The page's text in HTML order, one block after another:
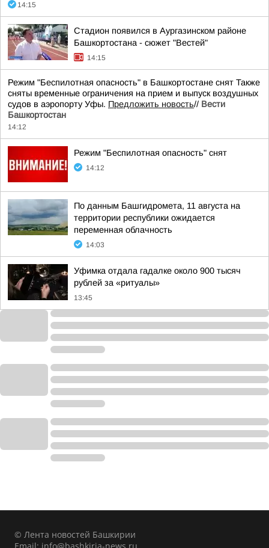
14:15
Стадион появился в Аургазинском районе
Башкортостана - сюжет "Вестей"
14:15
Режим "Беспилотная опасность" в Башкортостане снят Также
сняты временные ограничения на прием и выпуск воздушных
судов в аэропорту Уфы. Предложить новость// Вести
Башкортостан
14:12
Режим "Беспилотная опасность" снят
14:12
По данным Башгидромета, 11 августа на
территории республики ожидается
переменная облачность
14:03
Уфимка отдала гадалке около 900 тысяч
рублей за «ритуалы»
13:45
© Лента новостей Башкирии